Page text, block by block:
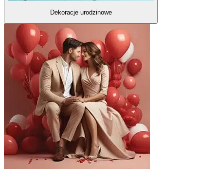
Dekoracje urodzinowe